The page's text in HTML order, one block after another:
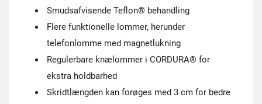
Smudsafvisende Teflon® behandling
Flere funktionelle lommer, herunder
telefonlomme med magnetlukning
Regulerbare knælommer i CORDURA® for
ekstra holdbarhed
Skridtlængden kan forøges med 3 cm for bedre